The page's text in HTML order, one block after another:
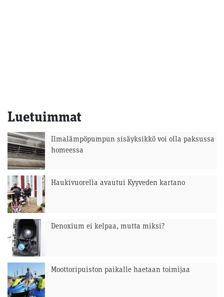
Luetuimmat
Ilmalämpöpumpun sisäyksikkö voi olla paksussa
homeessa
Haukivuorella avautui Kyyveden kartano
Denoxium ei kelpaa, mutta miksi?
Moottoripuiston paikalle haetaan toimijaa